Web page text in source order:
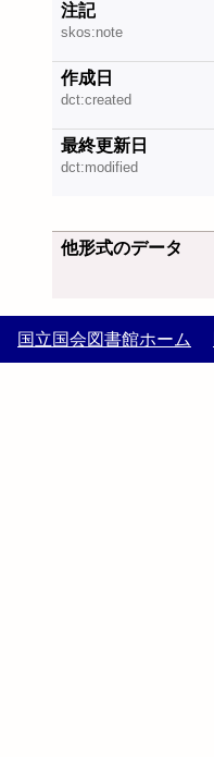
注記
skos:note
作成日
dct:created
最終更新日
dct:modified
他形式のデータ
国立国会図書館ホーム